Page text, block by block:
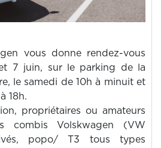
vous donne rendez-vous
7 juin, sur le parking de la
le samedi de 10h à minuit et
18h.
propriétaires ou amateurs
combis Volskwagen (VW
popo/ T3 tous types